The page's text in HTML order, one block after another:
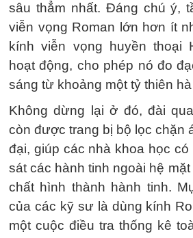
sâu thẳm nhất. Đáng chú ý,
viễn vọng Roman lớn hơn ít
kính viễn vọng huyền thoại
hoạt động, cho phép nó đo
sáng từ khoảng một tỷ thiên
Không dừng lại ở đó, đài
còn được trang bị bộ lọc chặn
đại, giúp các nhà khoa học
sát các hành tinh ngoài hệ
chất hình thành hành tinh.
của các kỹ sư là dùng kính
một cuộc điều tra thống kê